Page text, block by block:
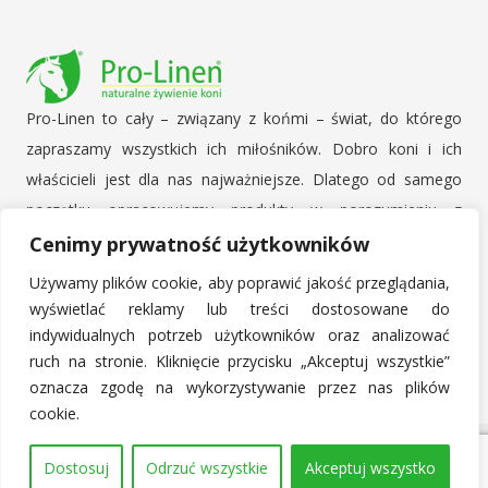
Cenimy prywatność użytkowników
Używamy plików cookie, aby poprawić jakość przeglądania,
wyświetlać reklamy lub treści dostosowane do
indywidualnych potrzeb użytkowników oraz analizować
ruch na stronie. Kliknięcie przycisku „Akceptuj wszystkie”
oznacza zgodę na wykorzystywanie przez nas plików
cookie.
Dostosuj Odrzuć wszystkie Akceptuj wszystko
Pro-Linen to cały – związany z końmi – świat, do którego
zapraszamy wszystkich ich miłośników. Dobro koni i ich
właścicieli jest dla nas najważniejsze. Dlatego od samego
początku opracowujemy produkty w porozumieniu z
hodowcami, zawodnikami i ich trenerami. Konsultujemy się z
naturalnym żywieniu. Uważnie słuchamy opinii Klientów i
uwzględniamy je w naszych planach produkcyjnych.
Pro-Linen © 2017 - 2026 Wszystkie prawa zastrzeżone.
Powered by home.pl